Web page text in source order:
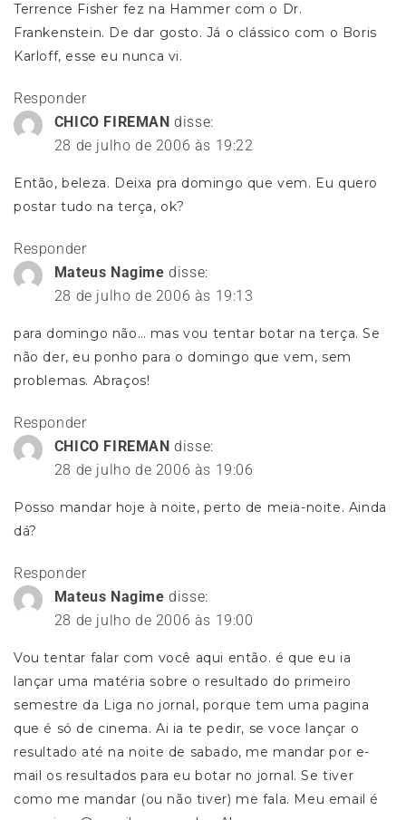
Terrence Fisher fez na Hammer com o Dr.
Frankenstein. De dar gosto. Já o clássico com o Boris
Karloff, esse eu nunca vi.
Responder
CHICO FIREMAN disse:
28 de julho de 2006 às 19:22
Então, beleza. Deixa pra domingo que vem. Eu quero
postar tudo na terça, ok?
Responder
Mateus Nagime disse:
28 de julho de 2006 às 19:13
para domingo não… mas vou tentar botar na terça. Se
não der, eu ponho para o domingo que vem, sem
problemas. Abraços!
Responder
CHICO FIREMAN disse:
28 de julho de 2006 às 19:06
Posso mandar hoje à noite, perto de meia-noite. Ainda
dá?
Responder
Mateus Nagime disse:
28 de julho de 2006 às 19:00
Vou tentar falar com você aqui então. é que eu ia
lançar uma matéria sobre o resultado do primeiro
semestre da Liga no jornal, porque tem uma pagina
que é só de cinema. Ai ia te pedir, se voce lançar o
resultado até na noite de sabado, me mandar por e-
mail os resultados para eu botar no jornal. Se tiver
como me mandar (ou não tiver) me fala. Meu email é